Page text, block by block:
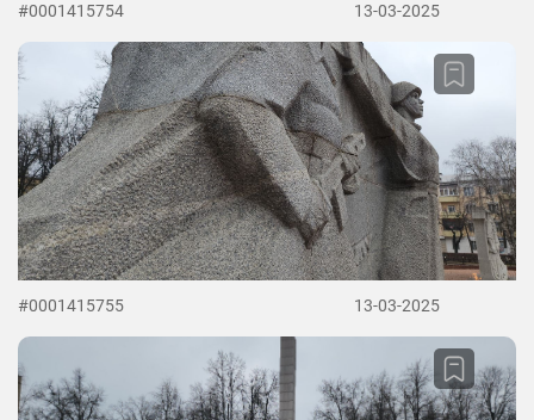
#0001415754 13-03-2025
#0001415755 13-03-2025